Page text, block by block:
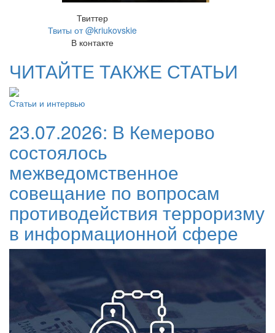
Твиттер
Твиты от @kriukovskie
В контакте
ЧИТАЙТЕ ТАКЖЕ СТАТЬИ
Статьи и интервью
23.07.2026: В Кемерово
состоялось
межведомственное
совещание по вопросам
противодействия терроризму
в информационной сфере